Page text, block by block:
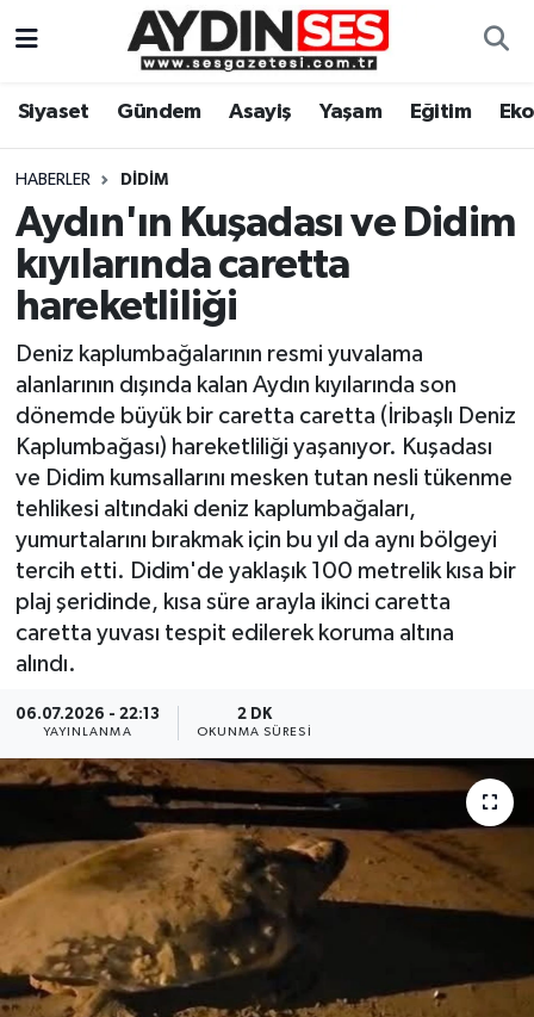
Siyaset Gündem Asayiş Yaşam Eğitim
HABERLER DIDIM
Aydın'ın Kuşadası ve Didim
kıyılarında caretta
hareketliliği
Deniz kaplumbağalarının resmi yuvalama
alanlarının dışında kalan Aydın kıyılarında son
dönemde büyük bir caretta caretta (İribaşlı Deniz
Kaplumbağası) hareketliliği yaşanıyor. Kuşadası
ve Didim kumsallarını mesken tutan nesli tükenme
tehlikesi altındaki deniz kaplumbağaları,
yumurtalarını bırakmak için bu yıl da aynı bölgeyi
tercih etti. Didim'de yaklaşık 100 metrelik kısa bir
plaj şeridinde, kısa süre arayla ikinci caretta
caretta yuvası tespit edilerek koruma altına
alındı.
06.07.2026 - 22:13
YAYINLANMA
2 DK
OKUNMA SÜRESI
Gündem
Siyaset
Ekonomi
Eğitim
Kültür Sanat
Spor
Aydın Hava Durumu
Aydin Namaz Vakitleri
Aydın Trafik Yoğunluk Haritası
Süper Lig Puan Durumu ve Fikstür
Tüm Manşetler
Son Dakika Haberleri
Haber Arşivi